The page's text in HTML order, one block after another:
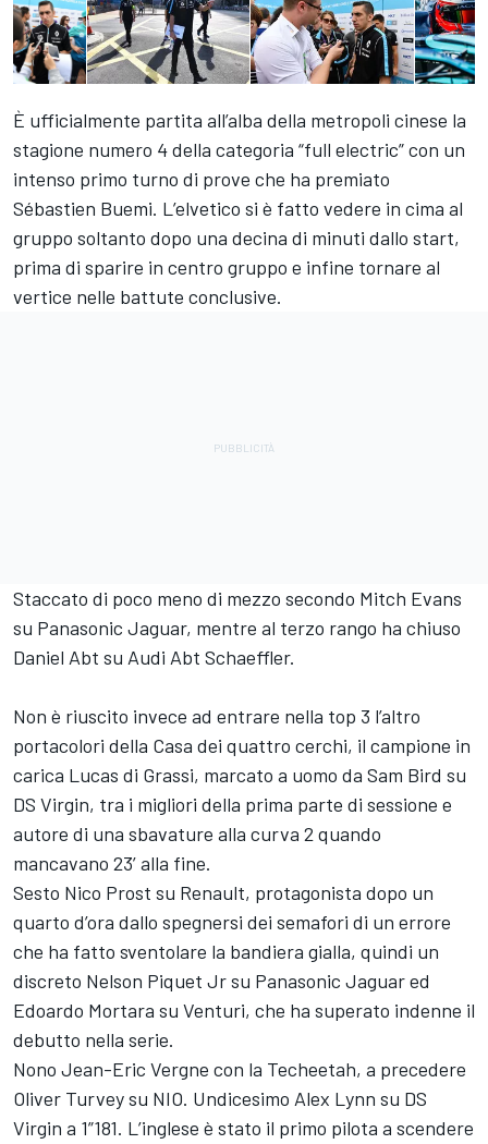
È ufficialmente partita all’alba della metropoli cinese la
stagione numero 4 della categoria “full electric” con un
intenso primo turno di prove che ha premiato
Sébastien Buemi. L’elvetico si è fatto vedere in cima al
gruppo soltanto dopo una decina di minuti dallo start,
prima di sparire in centro gruppo e infine tornare al
vertice nelle battute conclusive.
Staccato di poco meno di mezzo secondo Mitch Evans
su Panasonic Jaguar, mentre al terzo rango ha chiuso
Daniel Abt su Audi Abt Schaeffler.
Non è riuscito invece ad entrare nella top 3 l’altro
portacolori della Casa dei quattro cerchi, il campione in
carica Lucas di Grassi, marcato a uomo da Sam Bird su
DS Virgin, tra i migliori della prima parte di sessione e
autore di una sbavature alla curva 2 quando
mancavano 23’ alla fine.
Sesto Nico Prost su Renault, protagonista dopo un
quarto d’ora dallo spegnersi dei semafori di un errore
che ha fatto sventolare la bandiera gialla, quindi un
discreto Nelson Piquet Jr su Panasonic Jaguar ed
Edoardo Mortara su Venturi, che ha superato indenne il
debutto nella serie.
Nono Jean-Eric Vergne con la Techeetah, a precedere
Oliver Turvey su NIO. Undicesimo Alex Lynn su DS
Virgin a 1”181. L’inglese è stato il primo pilota a scendere